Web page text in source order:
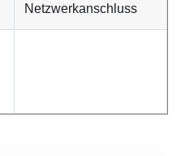
Netzwerkanschluss